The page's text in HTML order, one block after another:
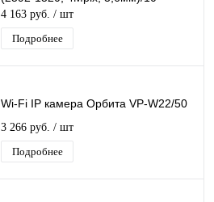
4 163 руб. / шт
Подробнее
Wi-Fi IP камера Орбита VP-W22/50
3 266 руб. / шт
Подробнее